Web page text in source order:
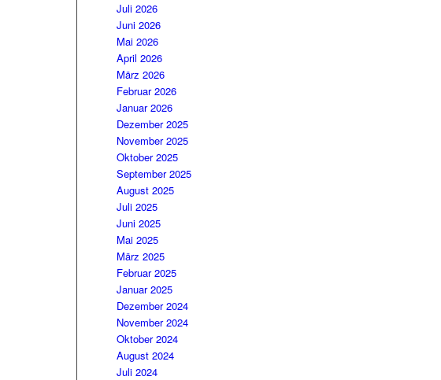
Juli 2026
Juni 2026
Mai 2026
April 2026
März 2026
Februar 2026
Januar 2026
Dezember 2025
November 2025
Oktober 2025
September 2025
August 2025
Juli 2025
Juni 2025
Mai 2025
März 2025
Februar 2025
Januar 2025
Dezember 2024
November 2024
Oktober 2024
August 2024
Juli 2024